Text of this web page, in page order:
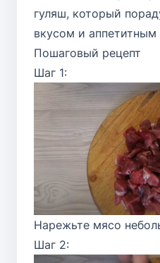
гуляш, который
вкусом и
Пошаговый рецепт
Шаг 1:
Нарежьте мясо
Шаг 2: